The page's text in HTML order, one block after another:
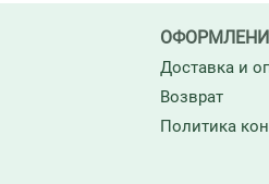
Доставка и
Возврат
Политика